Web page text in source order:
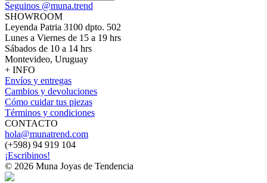
Seguinos @muna.trend
SHOWROOM
Leyenda Patria 3100 dpto. 502
Lunes a Viernes de 15 a 19 hrs
Sábados de 10 a 14 hrs
Montevideo, Uruguay
+ INFO
Envíos y entregas
Cambios y devoluciones
Cómo cuidar tus piezas
Términos y condiciones
CONTACTO
hola@munatrend.com
(+598) 94 919 104
¡Escribinos!
© 2026 Muna Joyas de Tendencia